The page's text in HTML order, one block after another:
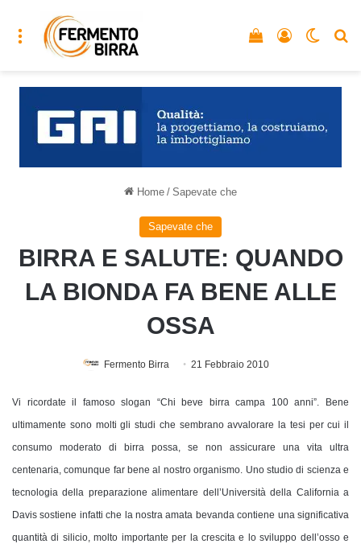
Menu Accedi
Vedi il carrello
Home / Sapevate che
Sapevate che
BIRRA E SALUTE: QUANDO
LA BIONDA FA BENE ALLE
OSSA
Fermento Birra 21 Febbraio 2010
Vi ricordate il famoso slogan “Chi beve birra campa 100 anni”. Bene
ultimamente sono molti gli studi che sembrano avvalorare la tesi per cui il
consumo moderato di birra possa, se non assicurare una vita ultra
centenaria, comunque far bene al nostro organismo. Uno studio di scienza e
tecnologia della preparazione alimentare dell’Università della California a
Davis sostiene infatti che la nostra amata bevanda contiene una significativa
quantità di silicio, molto importanteper la crescita e lo sviluppo dell’osso e